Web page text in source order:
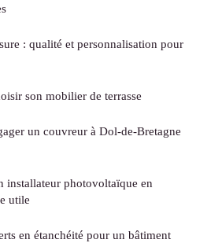
: qualité et personnalisation pour
son mobilier de terrasse
un couvreur à Dol-de-Bretagne
installateur photovoltaïque en
utile
en étanchéité pour un bâtiment